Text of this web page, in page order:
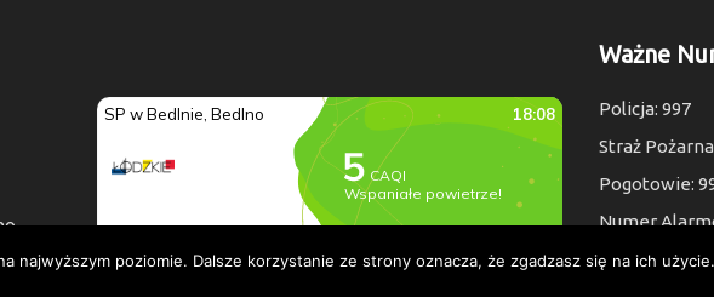
Ważne
Policja: 997
Straż
Pogotowie:
Numer
najwyższym poziomie. Dalsze korzystanie ze strony oznacza, że zgadzasz się na ich użycie.